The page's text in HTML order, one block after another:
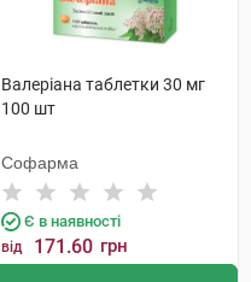
Валеріана таблетки 30 мг
100 шт
Софарма
Є в наявності
від 171.60 грн